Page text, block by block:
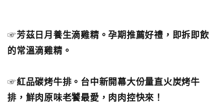
☞芳茲日月養生滴雞精。孕期推薦好禮，即拆即飲
的常溫滴雞精。
☞紅品碳烤牛排。台中新開幕大份量直火炭烤牛
排，鮮肉原味老饕最愛，肉肉控快來！